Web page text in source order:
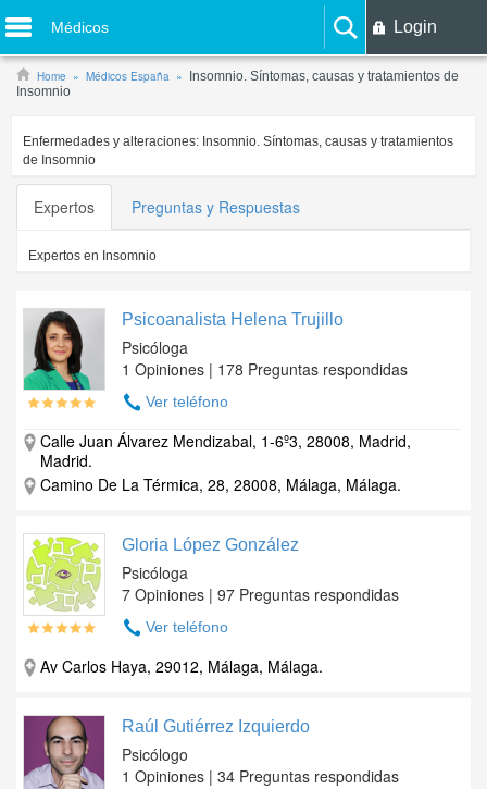
Médicos Login
Home Médicos España
Insomnio. Síntomas, causas y tratamientos de
Insomnio
Enfermedades y alteraciones: Insomnio. Síntomas, causas y tratamientos
de Insomnio
Expertos Preguntas y Respuestas
Expertos en Insomnio
Psicoanalista Helena Trujillo
Psicóloga
1 Opiniones | 178 Preguntas respondidas
Ver teléfono
Calle Juan Álvarez Mendizabal, 1-6º3, 28008, Madrid,
Madrid.
Camino De La Térmica, 28, 28008, Málaga, Málaga.
Gloria López González
Psicóloga
7 Opiniones | 97 Preguntas respondidas
Ver teléfono
Av Carlos Haya, 29012, Málaga, Málaga.
Raúl Gutiérrez Izquierdo
Psicólogo
1 Opiniones | 34 Preguntas respondidas